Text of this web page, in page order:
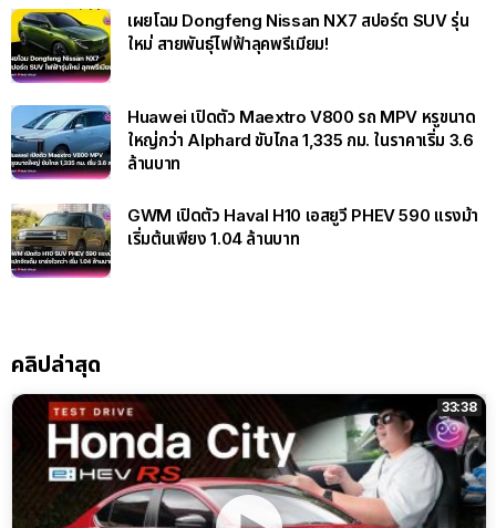
เผยโฉม Dongfeng Nissan NX7 สปอร์ต SUV รุ่น
ใหม่ สายพันธุ์ไฟฟ้าลุคพรีเมียม!
Huawei เปิดตัว Maextro V800 รถ MPV หรูขนาด
ใหญ่กว่า Alphard ขับไกล 1,335 กม. ในราคาเริ่ม 3.6
ล้านบาท
GWM เปิดตัว Haval H10 เอสยูวี PHEV 590 แรงม้า
เริ่มต้นเพียง 1.04 ล้านบาท
คลิปล่าสุด
33:38